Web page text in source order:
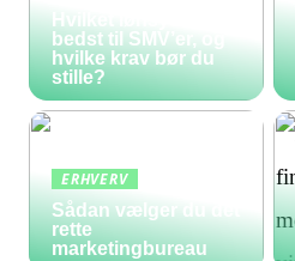
Hvilket lønsystem er
bedst til SMV’er, og
hvilke krav bør du
stille?
ERHVERV
Sådan vælger du det
rette
marketingbureau